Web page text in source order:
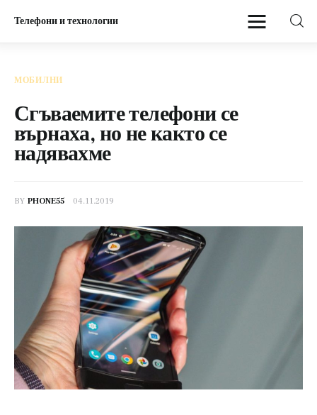
Телефони и технологии
Мобилни
МОБИЛНИ
Сгъваемите телефони се
върнаха, но не както се
надявахме
BY PHONE55 04.11.2019